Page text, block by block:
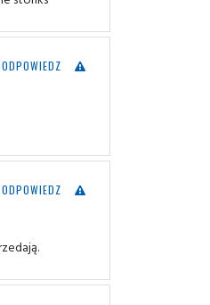
ODPOWIEDZ
ODPOWIEDZ